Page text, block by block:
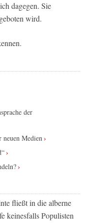
dagegen. Sie
wird.
der
neuen Medien
fließt in die alberne
keinesfalls Populisten